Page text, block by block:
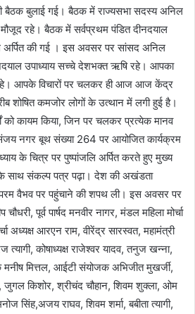
बैठक बुलाई गई। बैठक में राज्यसभा सदस्य अनिल
रहे। बैठक में सर्वप्रथम पंडित दीनदयाल
अर्पित की गई । इस अवसर पर सांसद अनिल
उपाध्याय सच्चे देशभक्त ऋषि रहे। आपका
आपके विचारों पर चलकर ही आज आज केंद्र
शोषित कमजोर लोगों के उत्थान में लगी हुई है।
कायम किया, जिन पर चलकर प्रत्येक मानव
नगर बूथ संख्या 264 पर आयोजित कार्यक्रम
के चित्र पर पुष्पांजलि अर्पित करते हुए मुख्य
साथ संकल्प पत्र पढ़ा। देश की अखंडता
परम वैभव पर पहुंचाने की शपथ ली। इस अवसर पर
पूर्व पार्षद मनवीर नागर, मंडल महिला मोर्चा
अध्यक्ष आरएन राम, वीरेंद्र सारस्वत, महामंत्री
त्यागी, कोषाध्यक्ष राजेश्वर यादव, तनुज खन्ना,
मनीष मित्तल, आईटी संयोजक अभिजीत मुखर्जी,
जुगल किशोर, श्रीचंद चौहान, शिवम शुक्ला, ओम
सिंह,अजय राघव, शिवम शर्मा, बबीता त्यागी,